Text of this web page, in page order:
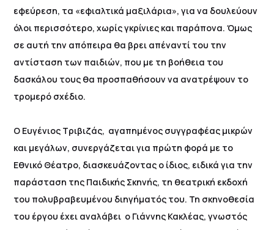
εφεύρεση, τα «εφιαλτικά μαξιλάρια», για να δουλεύουν
όλοι περισσότερο, χωρίς γκρίνιες και παράπονα. Όμως
σε αυτή την απόπειρα θα βρει απέναντί του την
αντίσταση των παιδιών, που με τη βοήθεια του
δασκάλου τους θα προσπαθήσουν να ανατρέψουν το
τρομερό σχέδιο.
Ο Ευγένιος Τριβιζάς, αγαπημένος συγγραφέας μικρών
και μεγάλων, συνεργάζεται για πρώτη φορά με το
Εθνικό Θέατρο, διασκευάζοντας ο ίδιος, ειδικά για την
παράσταση της Παιδικής Σκηνής, τη θεατρική εκδοχή
του πολυβραβευμένου διηγήματός του. Τη σκηνοθεσία
του έργου έχει αναλάβει ο Γιάννης Κακλέας, γνωστός